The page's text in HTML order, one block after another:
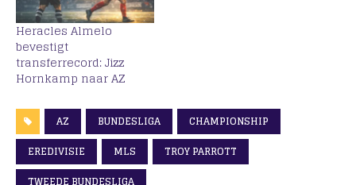
Heracles Almelo
bevestigt
transferrecord: Jizz
Hornkamp naar AZ
AZ BUNDESLIGA
CHAMPIONSHIP
EREDIVISIE
MLS
TROY PARROTT
TWEEDE BUNDESLIGA